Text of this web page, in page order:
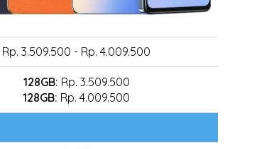
Rp. 3.509.500 - Rp. 4.009.500
128GB: Rp. 3.509.500
128GB: Rp. 4.009.500